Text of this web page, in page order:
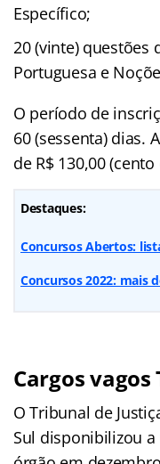
Específico;
20 (vinte) questões
Portuguesa e
O período de
60 (sessenta) dias.
de R$ 130,00
Destaques:
Concursos Abertos:
Concursos 2022: mais
Cargos vagos
O Tribunal de
Sul disponibilizou